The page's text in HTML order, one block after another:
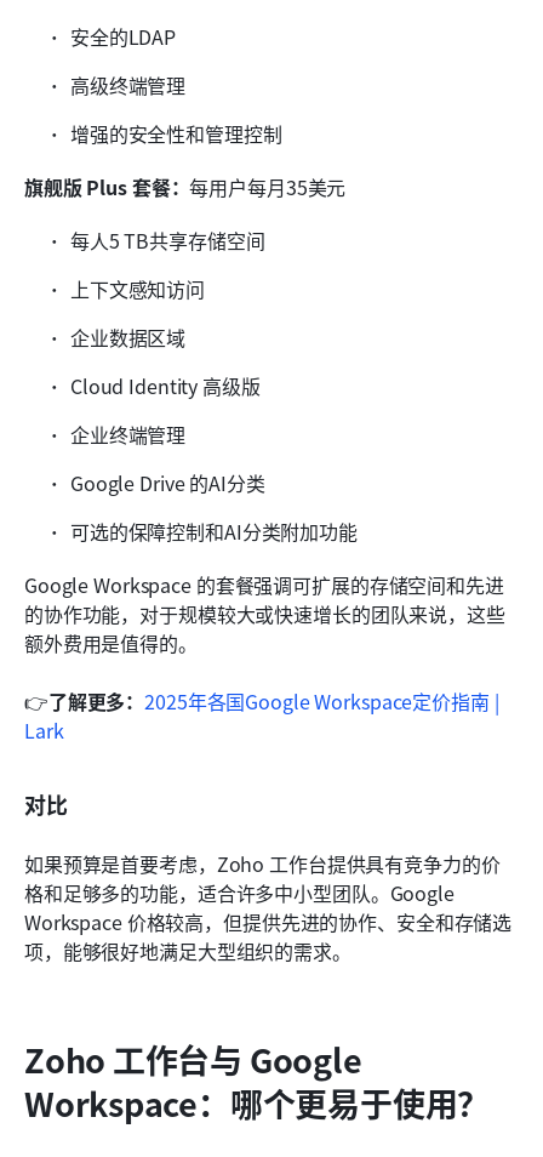
安全的LDAP
高级终端管理
增强的安全性和管理控制
旗舰版 Plus 套餐：每用户每月35美元
每人5 TB共享存储空间
上下文感知访问
企业数据区域
Cloud Identity 高级版
企业终端管理
Google Drive 的AI分类
可选的保障控制和AI分类附加功能
Google Workspace 的套餐强调可扩展的存储空间和先进
的协作功能，对于规模较大或快速增长的团队来说，这些
额外费用是值得的。
👉了解更多：2025年各国Google Workspace定价指南 |
Lark
对比
如果预算是首要考虑，Zoho 工作台提供具有竞争力的价
格和足够多的功能，适合许多中小型团队。Google
Workspace 价格较高，但提供先进的协作、安全和存储选
项，能够很好地满足大型组织的需求。
Zoho 工作台与 Google
Workspace：哪个更易于使用？